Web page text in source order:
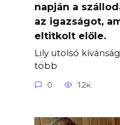
napján a
az igazságot,
eltitkolt előle.
Lily utolsó
több
0 1.2к.